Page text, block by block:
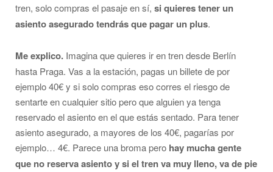
tren, solo compras el pasaje en sí, si quieres tener un
asiento asegurado tendrás que pagar un plus.
Me explico. Imagina que quieres ir en tren desde Berlín
hasta Praga. Vas a la estación, pagas un billete de por
ejemplo 40€ y si solo compras eso corres el riesgo de
sentarte en cualquier sitio pero que alguien ya tenga
reservado el asiento en el que estás sentado. Para tener
asiento asegurado, a mayores de los 40€, pagarías por
ejemplo… 4€. Parece una broma pero hay mucha gente
que no reserva asiento y si el tren va muy lleno, va de pie